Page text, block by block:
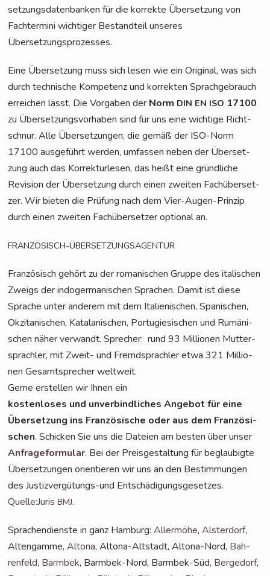
set­zungs­da­ten­ban­ken für die kor­rek­te Über­set­zung von
Fach­ter­mi­ni wich­ti­ger Bestand­teil unse­res
Übersetzungsprozesses.
Eine Über­set­zung muss sich lesen wie ein Ori­gi­nal, was sich
durch tech­ni­sche Kom­pe­tenz und kor­rek­ten Sprach­ge­brauch
errei­chen lässt. Die Vor­ga­ben der Norm DIN EN ISO 17100
zu Über­set­zungs­vor­ha­ben sind für uns eine wich­ti­ge Richt­
schnur. Alle Über­set­zun­gen, die gemäß der ISO-Norm
17100 aus­ge­führt wer­den, umfas­sen neben der Über­set­
zung auch das Kor­rek­tur­le­sen, das heißt eine gründ­li­che
Revi­si­on der Über­set­zung durch einen zwei­ten Fach­über­set­
zer. Wir bie­ten die Prü­fung nach dem Vier-Augen-Prin­zip
durch einen zwei­ten Fach­über­set­zer optio­nal an.
FRANZÖSISCH-ÜBERSETZUNGSAGENTUR
Fran­zö­sisch gehört zu der roma­ni­schen Grup­pe des ita­li­schen
Zweigs der indo­ger­ma­ni­schen Spra­chen. Damit ist die­se
Spra­che unter ande­rem mit dem Ita­lie­ni­schen, Spa­ni­schen,
Okzita­ni­schen, Kata­la­ni­schen, Por­tu­gie­si­schen und Rumä­ni­
schen näher ver­wandt. Spre­cher: rund 93 Mil­lio­nen Mut­ter­
sprach­ler, mit Zweit- und Fremd­sprach­ler etwa 321 Mil­lio­
nen Gesamt­spre­cher weltweit.
Ger­ne erstel­len wir Ihnen ein
kos­ten­lo­ses und unver­bind­li­ches Ange­bot für eine
Über­set­zung ins Fran­zö­si­sche oder aus dem Fran­zö­si­
schen. Schi­cken Sie uns die Datei­en am bes­ten über unser
Anfra­ge­for­mu­lar. Bei der Preis­ge­stal­tung für beglau­big­te
Über­set­zun­gen ori­en­tie­ren wir uns an den Bestim­mun­gen
des Jus­tiz­ver­gü­tungs-und Ent­schä­di­gungs­ge­set­zes.
Quelle:JurisBMJ.
Spra­chen­diens­te in ganz Ham­burg:Aller­mö­he,Als­ter­dorf,
Alten­gam­me,Alto­na, Alto­na-Alt­stadt, Alto­na-Nord, Bah­
ren­feld, Barm­bek, Barm­bek-Nord, Barm­bek-Süd, Ber­ge­dorf,